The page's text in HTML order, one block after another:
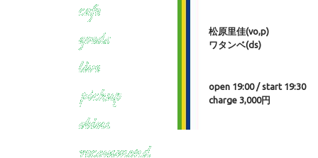
松原里佳(vo,p)
ワタンベ(ds)
open 19:00 / start 19:30
charge 3,000円